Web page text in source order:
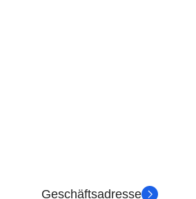
ZUSTAND
Geschäftsadresse